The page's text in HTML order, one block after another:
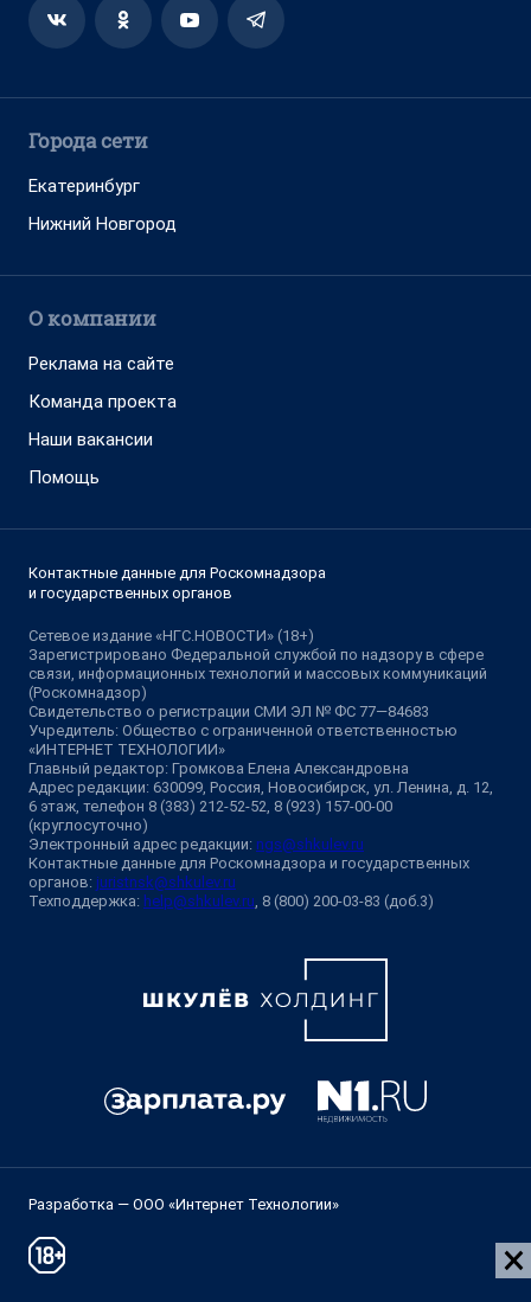
Города сети
Екатеринбург
Нижний Новгород
О компании
Реклама на сайте
Команда проекта
Наши вакансии
Помощь
Контактные данные для Роскомнадзора
и государственных органов
Сетевое издание «НГС.НОВОСТИ» (18+)
Зарегистрировано Федеральной службой по надзору в сфере
связи, информационных технологий и массовых коммуникаций
(Роскомнадзор)
Свидетельство о регистрации СМИ ЭЛ № ФС 77—84683
Учредитель: Общество с ограниченной ответственностью
«ИНТЕРНЕТ ТЕХНОЛОГИИ»
Главный редактор: Громкова Елена Александровна
Адрес редакции: 630099, Россия, Новосибирск, ул. Ленина, д. 12,
6 этаж, телефон 8 (383) 212-52-52, 8 (923) 157-00-00
(круглосуточно)
Электронный адрес редакции: ngs@shkulev.ru
Контактные данные для Роскомнадзора и государственных
органов: juristnsk@shkulev.ru
Техподдержка: help@shkulev.ru , 8 (800) 200-03-83 (доб.3)
Разработка — ООО «Интернет Технологии»